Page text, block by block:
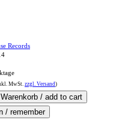
Records
MwSt. zzgl. Versand)